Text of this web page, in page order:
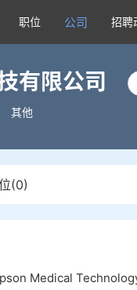
职位 公司 招聘
有限公司
其他
(0)
Medical